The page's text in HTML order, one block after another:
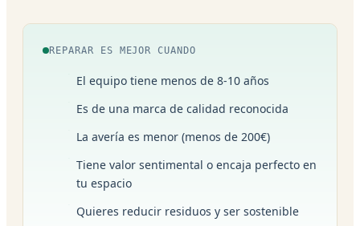
REPARAR ES MEJOR CUANDO
El equipo tiene menos de 8-10 años
Es de una marca de calidad reconocida
La avería es menor (menos de 200€)
Tiene valor sentimental o encaja perfecto en
tu espacio
Quieres reducir residuos y ser sostenible